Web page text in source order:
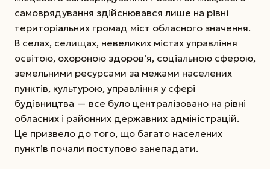
самоврядування здійснювався лише на рівні
територіальних громад міст обласного значення.
В селах, селищах, невеликих містах управління
освітою, охороною здоров’я, соціальною сферою,
земельними ресурсами за межами населених
пунктів, культурою, управління у сфері
будівництва — все було централізовано на рівні
обласних і районних державних адміністрацій.
Це призвело до того, що багато населених
пунктів почали поступово занепадати.